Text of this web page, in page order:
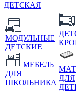
ДЕТСКАЯ
МОДУЛЬНЫЕ
ДЕТСКИЕ
МЕБЕЛЬ
ДЛЯ
ШКОЛЬНИКА
ДЛЯ